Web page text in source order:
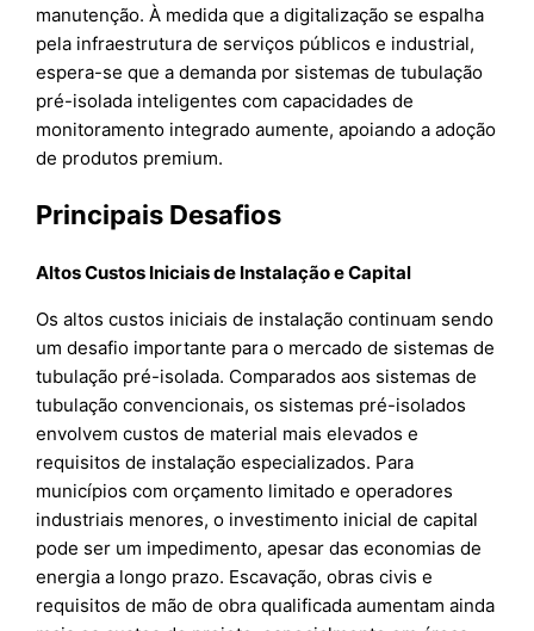
manutenção. À medida que a digitalização se espalha
pela infraestrutura de serviços públicos e industrial,
espera-se que a demanda por sistemas de tubulação
pré-isolada inteligentes com capacidades de
monitoramento integrado aumente, apoiando a adoção
de produtos premium.
Principais Desafios
Altos Custos Iniciais de Instalação e Capital
Os altos custos iniciais de instalação continuam sendo
um desafio importante para o mercado de sistemas de
tubulação pré-isolada. Comparados aos sistemas de
tubulação convencionais, os sistemas pré-isolados
envolvem custos de material mais elevados e
requisitos de instalação especializados. Para
municípios com orçamento limitado e operadores
industriais menores, o investimento inicial de capital
pode ser um impedimento, apesar das economias de
energia a longo prazo. Escavação, obras civis e
requisitos de mão de obra qualificada aumentam ainda